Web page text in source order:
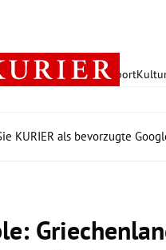
PolitikWirtschaft Sport
KURIER als bevorzugte